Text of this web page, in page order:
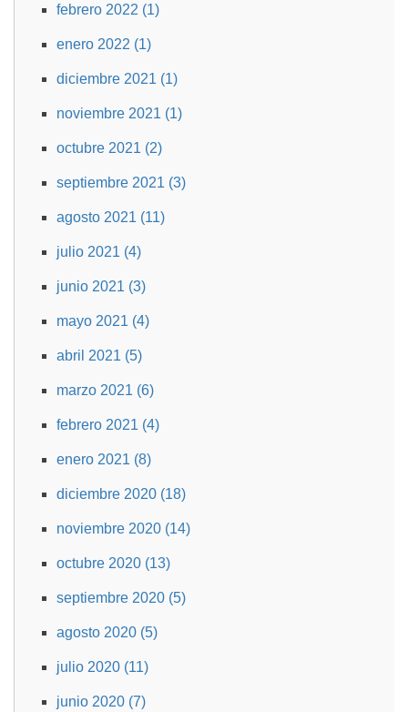
febrero 2022 (1)
enero 2022 (1)
diciembre 2021 (1)
noviembre 2021 (1)
octubre 2021 (2)
septiembre 2021 (3)
agosto 2021 (11)
julio 2021 (4)
junio 2021 (3)
mayo 2021 (4)
abril 2021 (5)
marzo 2021 (6)
febrero 2021 (4)
enero 2021 (8)
diciembre 2020 (18)
noviembre 2020 (14)
octubre 2020 (13)
septiembre 2020 (5)
agosto 2020 (5)
julio 2020 (11)
junio 2020 (7)